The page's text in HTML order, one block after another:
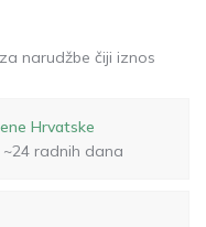
narudžbe čiji iznos
Hrvatske
~24 radnih dana